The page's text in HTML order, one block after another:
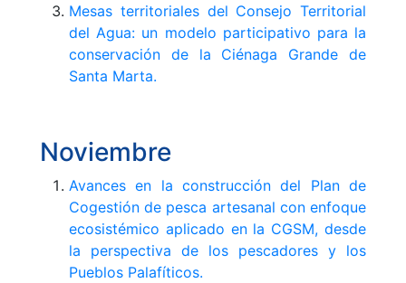
Mesas territoriales del Consejo Territorial
del Agua: un modelo participativo para la
conservación de la Ciénaga Grande de
Santa Marta.
Noviembre
Avances en la construcción del Plan de
Cogestión de pesca artesanal con enfoque
ecosistémico aplicado en la CGSM, desde
la perspectiva de los pescadores y los
Pueblos Palafíticos.